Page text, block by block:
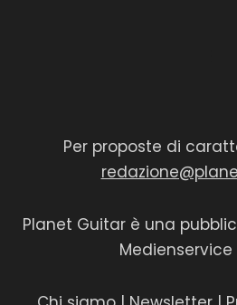
Per proposte di
Planet Guitar è una
Medienservice